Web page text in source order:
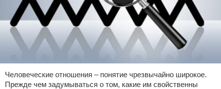
Человеческие отношения – понятие чрезвычайно широкое.
Прежде чем задумываться о том, какие им свойственны